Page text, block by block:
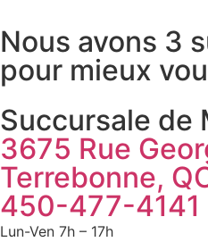
Nous avons 3
pour mieux
Succursale de
3675 Rue
Terrebonne,
450-477-4141
Lun-Ven 7h – 17h